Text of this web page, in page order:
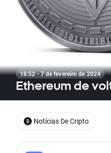
18:52 · 7 de fevereiro de 2024
Ethereum de
Notícias De Cripto